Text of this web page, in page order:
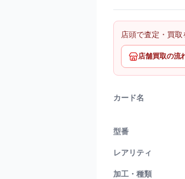
店頭で査定・買取
店舗買取の流
カード名
型番
レアリティ
加工・種類